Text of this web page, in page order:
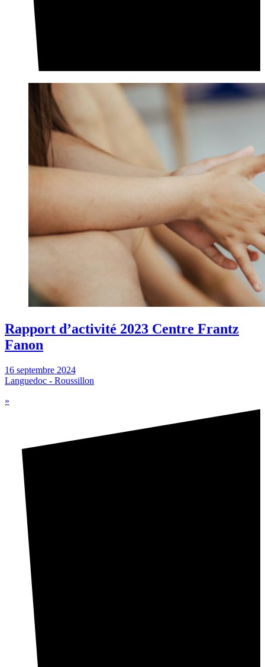
Rapport d’activité 2023 Centre Frantz
Fanon
16 septembre 2024
Languedoc - Roussillon
»